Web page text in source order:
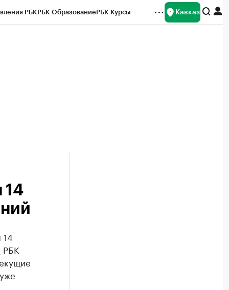
РБКРБК ОбразованиеРБК Курсы Кавказ
14
РБК